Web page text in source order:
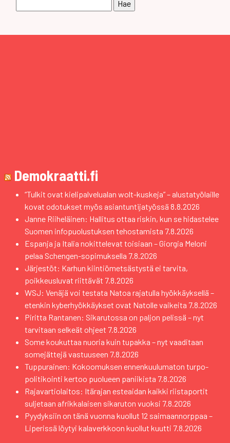
Demokraatti.fi
“Tulkit ovat kielipalvelualan wolt-kuskeja” – alustatyölaille
kovat odotukset myös asiantuntijatyössä 8.8.2026
Janne Riiheläinen: Hallitus ottaa riskin, kun se hidastelee
Suomen infopuolustuksen tehostamista 7.8.2026
Espanja ja Italia nokittelevat toisiaan – Giorgia Meloni
pelaa Schengen-sopimuksella 7.8.2026
Järjestöt: Karhun kiintiömetsästystä ei tarvita,
poikkeusluvat riittävät 7.8.2026
WSJ: Venäjä voi testata Natoa rajatulla hyökkäyksellä –
etenkin kyberhyökkäykset ovat Natolle vaikeita 7.8.2026
Piritta Rantanen: Sikarutossa on paljon pelissä – nyt
tarvitaan selkeät ohjeet 7.8.2026
Some koukuttaa nuoria kuin tupakka – nyt vaaditaan
somejättejä vastuuseen 7.8.2026
Tuppurainen: Kokoomuksen ennenkuulumaton turpo-
politikointi kertoo puolueen paniikista 7.8.2026
Rajavartiolaitos: Itärajan esteaidan kaikki riistaportit
suljetaan afrikkalaisen sikaruton vuoksi 7.8.2026
Pyydyksiin on tänä vuonna kuollut 12 saimaannorppaa –
Liperissä löytyi kalaverkkoon kuollut kuutti 7.8.2026